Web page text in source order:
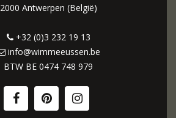
2000 Antwerpen (België)
+32 (0)3 232 19 13
info@wimmeeussen.be
BTW BE 0474 748 979